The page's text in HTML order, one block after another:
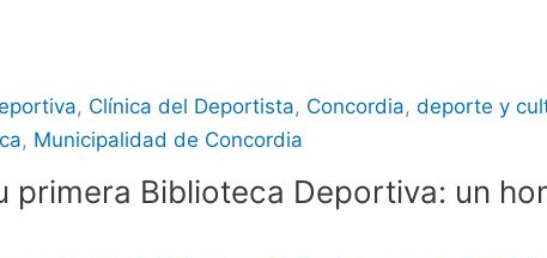
, Clínica del Deportista, Concordia,deporte y
, Municipalidad de Concordia
primera Biblioteca Deportiva: un